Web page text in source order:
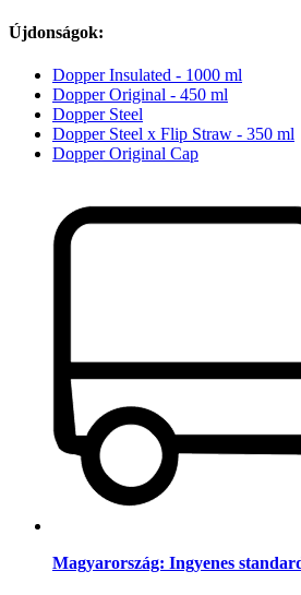
Újdonságok:
Dopper Insulated - 1000 ml
Dopper Original - 450 ml
Dopper Steel
Dopper Steel x Flip Straw - 350 ml
Dopper Original Cap
Magyarország: Ingyenes